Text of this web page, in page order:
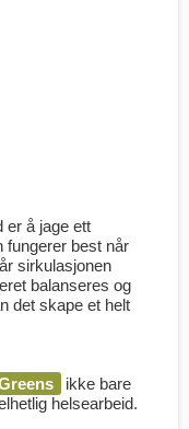
er å jage ett
fungerer best når
sirkulasjonen
balanseres og
det skape et helt
ikke bare
helsearbeid.